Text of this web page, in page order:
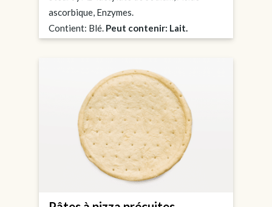
ascorbique, Enzymes.
Contient: Blé. Peut contenir: Lait.